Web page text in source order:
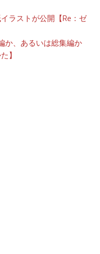
ラストが公開【Re：ゼ
か、あるいは総集編か
】